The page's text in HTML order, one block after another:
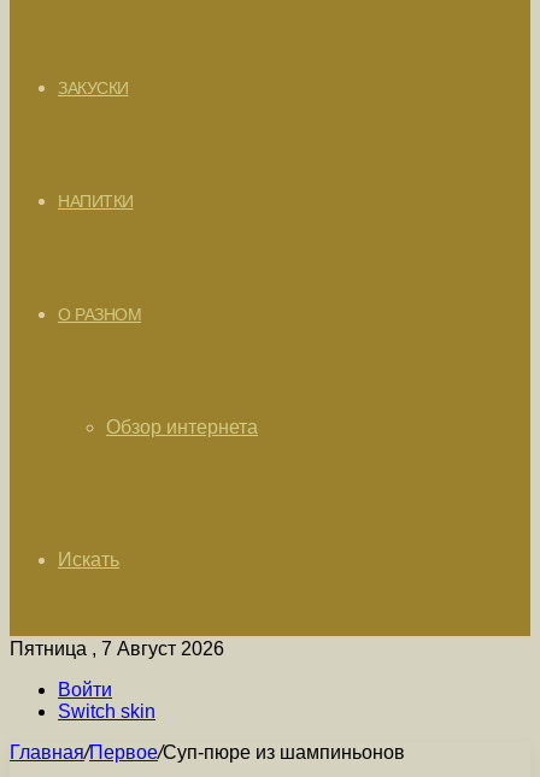
ЗАКУСКИ
НАПИТКИ
О РАЗНОМ
Обзор интернета
Искать
Пятница , 7 Август 2026
Войти
Switch skin
Главная/Первое/Суп-пюре из шампиньонов